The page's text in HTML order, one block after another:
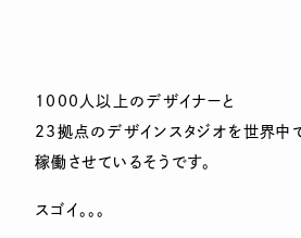
1000人以上のデザイナーと
23拠点のデザインスタジオを世界中
稼働させているそうです。
スゴイ。。。